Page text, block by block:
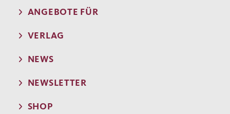
ANGEBOTE FÜR
VERLAG
NEWS
NEWSLETTER
SHOP